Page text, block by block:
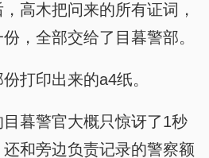
高木把问来的所有证词，
，全部交给了目暮警部。
打印出来的a4纸。
暮警官大概只惊讶了1秒
和旁边负责记录的警察额